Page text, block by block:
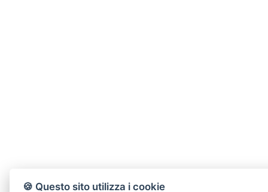
🍪 Questo sito utilizza i cookie